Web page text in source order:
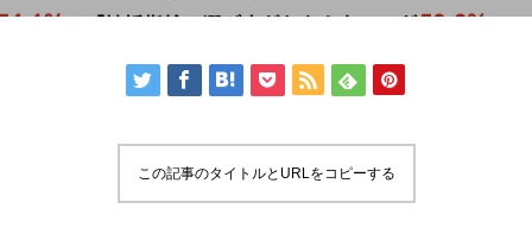
この記事のタイトルとURLをコピーする